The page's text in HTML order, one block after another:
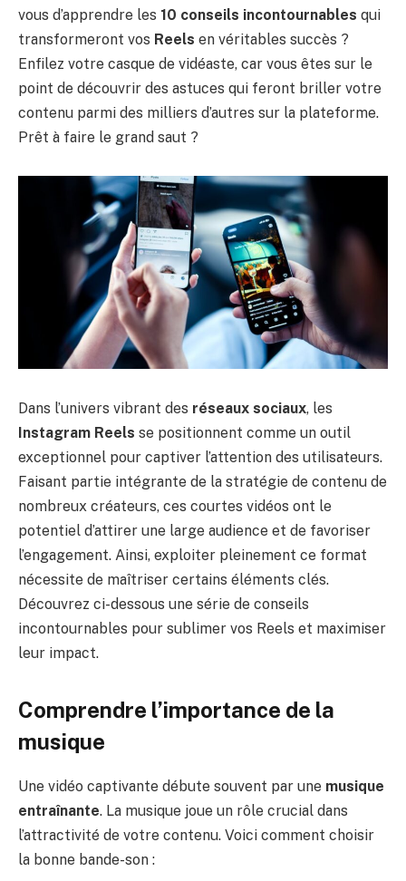
vous d’apprendre les 10 conseils incontournables qui
transformeront vos Reels en véritables succès ?
Enfilez votre casque de vidéaste, car vous êtes sur le
point de découvrir des astuces qui feront briller votre
contenu parmi des milliers d’autres sur la plateforme.
Prêt à faire le grand saut ?
Dans l’univers vibrant des réseaux sociaux, les
Instagram Reels se positionnent comme un outil
exceptionnel pour captiver l’attention des utilisateurs.
Faisant partie intégrante de la stratégie de contenu de
nombreux créateurs, ces courtes vidéos ont le
potentiel d’attirer une large audience et de favoriser
l’engagement. Ainsi, exploiter pleinement ce format
nécessite de maîtriser certains éléments clés.
Découvrez ci-dessous une série de conseils
incontournables pour sublimer vos Reels et maximiser
leur impact.
Comprendre l’importance de la
musique
Une vidéo captivante débute souvent par une musique
entraînante. La musique joue un rôle crucial dans
l’attractivité de votre contenu. Voici comment choisir
la bonne bande-son :